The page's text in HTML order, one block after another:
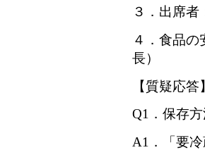
３．出席者
４．食品
長）
【質疑応答】
Q1 ．保存
A1 ．「要